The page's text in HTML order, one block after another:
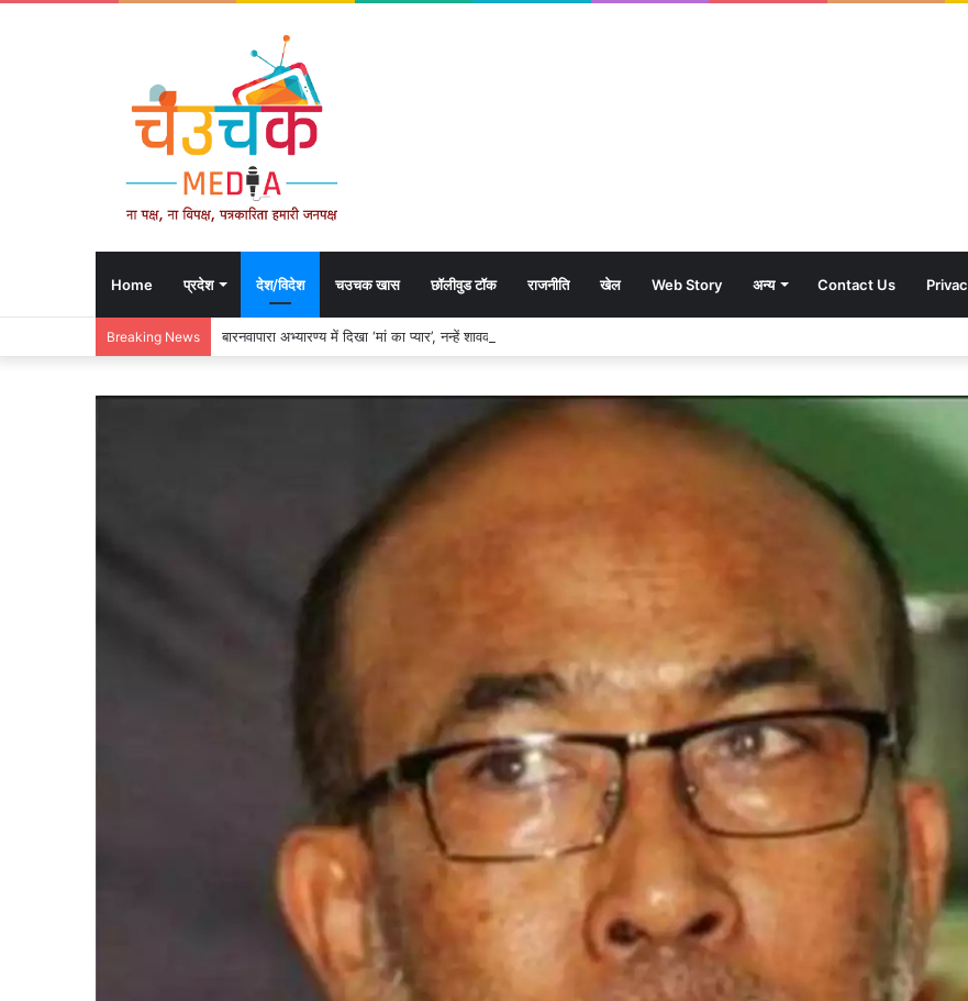
Home प्रदेश देश/विदेश चउचक खास छॉलीवुड टॉक राजनीति खेल Web Story अन्य Contact Us
Breaking News बारनवापारा अभ्यारण्य में दिखा ‘मां का प्यार’, नन्हें शावकों को पीठ पर बैठाकर घूमती दिखी मादा भालू